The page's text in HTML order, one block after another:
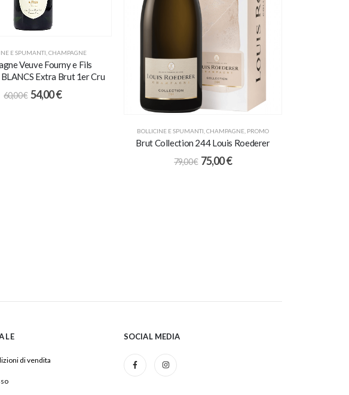
E SPUMANTI CHAMPAGNE
Veuve Fourny e Fils
Extra Brut 1er Cru
60,00€ 54,00€
BOLLICINE E SPUMANTI,CHAMPAGNE, PROMO
Brut Collection 244 Louis Roederer
79,00€ 75,00€
di vendita
SOCIAL MEDIA